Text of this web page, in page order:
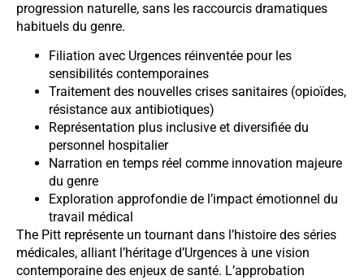
progression naturelle, sans les raccourcis dramatiques
habituels du genre.
Filiation avec Urgences réinventée pour les
sensibilités contemporaines
Traitement des nouvelles crises sanitaires (opioïdes,
résistance aux antibiotiques)
Représentation plus inclusive et diversifiée du
personnel hospitalier
Narration en temps réel comme innovation majeure
du genre
Exploration approfondie de l’impact émotionnel du
travail médical
The Pitt représente un tournant dans l’histoire des séries
médicales, alliant l’héritage d’Urgences à une vision
contemporaine des enjeux de santé. L’approbation